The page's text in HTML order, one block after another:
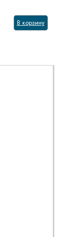
В корзину